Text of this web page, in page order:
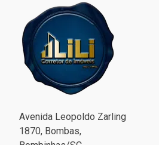
Avenida Leopoldo Zarling
1870, Bombas,